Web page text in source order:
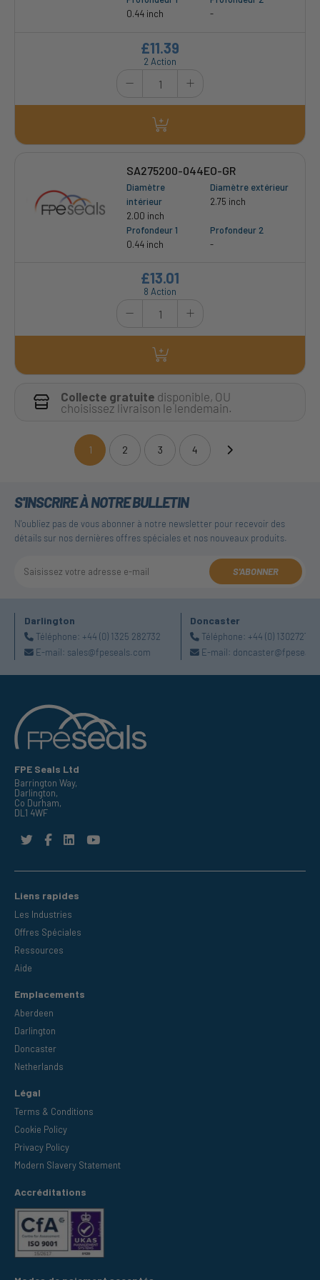
0.44 inch
-
2 Action
£11.39
SA275200-044EO-GR
Diamètre
intérieur
2.00 inch
Diamètre extérieur
2.75 inch
Profondeur 1
0.44 inch
Profondeur 2
-
8 Action
£13.01
Collecte gratuite disponible, OU
choisissez livraison le lendemain.
1(current)2 3 4
S'INSCRIRE À NOTRE BULLETIN
N'oubliez pas de vous abonner à notre newsletter pour recevoir des
détails sur nos dernières offres spéciales et nos nouveaux produits.
S'ABONNER
Darlington
Téléphone: +44 (0) 1325 282732
E-mail: sales@fpeseals.com
Doncaster
Téléphone: +44 (0)
E-mail:
FPE Seals Ltd
Barrington Way,
Darlington,
Co Durham,
DL1 4WF
Liens rapides
Les Industries
Offres Spéciales
Ressources
Aide
Emplacements
Aberdeen
Darlington
Doncaster
Netherlands
Légal
Terms & Conditions
Cookie Policy
Privacy Policy
Modern Slavery Statement
Accréditations